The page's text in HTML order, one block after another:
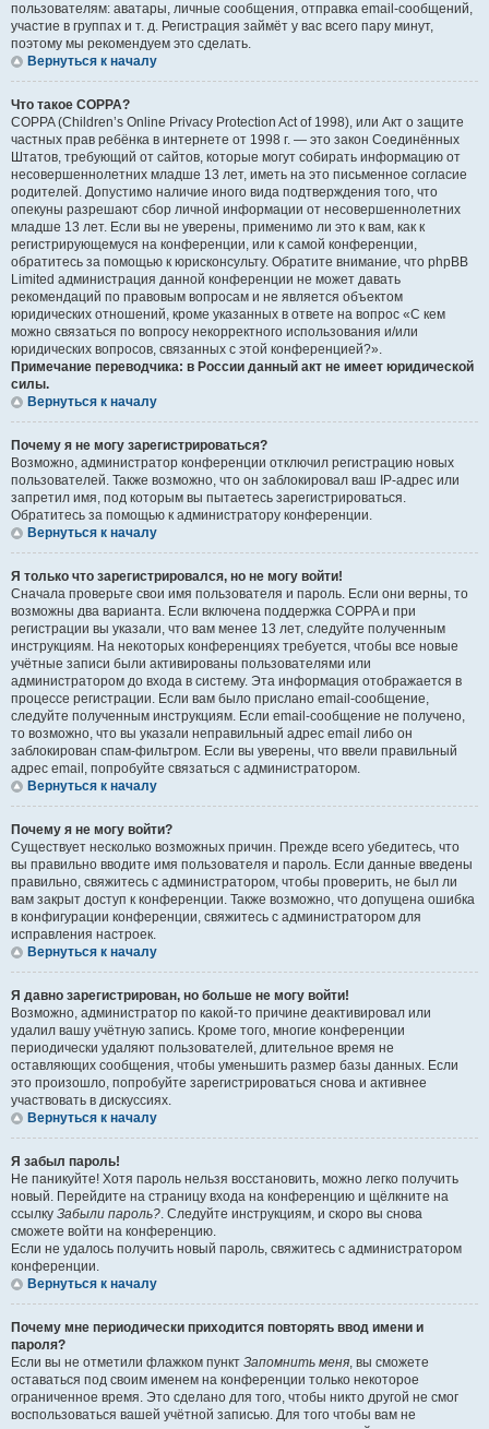
пользователям: аватары, личные сообщения, отправка email-сообщений,
участие в группах и т. д. Регистрация займёт у вас всего пару минут,
поэтому мы рекомендуем это сделать.
Вернуться к началу
Что такое COPPA?
COPPA (Children’s Online Privacy Protection Act of 1998), или Акт о защите
частных прав ребёнка в интернете от 1998 г. — это закон Соединённых
Штатов, требующий от сайтов, которые могут собирать информацию от
несовершеннолетних младше 13 лет, иметь на это письменное согласие
родителей. Допустимо наличие иного вида подтверждения того, что
опекуны разрешают сбор личной информации от несовершеннолетних
младше 13 лет. Если вы не уверены, применимо ли это к вам, как к
регистрирующемуся на конференции, или к самой конференции,
обратитесь за помощью к юрисконсульту. Обратите внимание, что phpBB
Limited администрация данной конференции не может давать
рекомендаций по правовым вопросам и не является объектом
юридических отношений, кроме указанных в ответе на вопрос «С кем
можно связаться по вопросу некорректного использования и/или
юридических вопросов, связанных с этой конференцией?».
Примечание переводчика: в России данный акт не имеет юридической
силы.
Вернуться к началу
Почему я не могу зарегистрироваться?
Возможно, администратор конференции отключил регистрацию новых
пользователей. Также возможно, что он заблокировал ваш IP-адрес или
запретил имя, под которым вы пытаетесь зарегистрироваться.
Обратитесь за помощью к администратору конференции.
Вернуться к началу
Я только что зарегистрировался, но не могу войти!
Сначала проверьте свои имя пользователя и пароль. Если они верны, то
возможны два варианта. Если включена поддержка COPPA и при
регистрации вы указали, что вам менее 13 лет, следуйте полученным
инструкциям. На некоторых конференциях требуется, чтобы все новые
учётные записи были активированы пользователями или
администратором до входа в систему. Эта информация отображается в
процессе регистрации. Если вам было прислано email-сообщение,
следуйте полученным инструкциям. Если email-сообщение не получено,
то возможно, что вы указали неправильный адрес email либо он
заблокирован спам-фильтром. Если вы уверены, что ввели правильный
адрес email, попробуйте связаться с администратором.
Вернуться к началу
Почему я не могу войти?
Существует несколько возможных причин. Прежде всего убедитесь, что
вы правильно вводите имя пользователя и пароль. Если данные введены
правильно, свяжитесь с администратором, чтобы проверить, не был ли
вам закрыт доступ к конференции. Также возможно, что допущена ошибка
в конфигурации конференции, свяжитесь с администратором для
исправления настроек.
Вернуться к началу
Я давно зарегистрирован, но больше не могу войти!
Возможно, администратор по какой-то причине деактивировал или
удалил вашу учётную запись. Кроме того, многие конференции
периодически удаляют пользователей, длительное время не
оставляющих сообщения, чтобы уменьшить размер базы данных. Если
это произошло, попробуйте зарегистрироваться снова и активнее
участвовать в дискуссиях.
Вернуться к началу
Я забыл пароль!
Не паникуйте! Хотя пароль нельзя восстановить, можно легко получить
новый. Перейдите на страницу входа на конференцию и щёлкните на
ссылку Забыли пароль?. Следуйте инструкциям, и скоро вы снова
сможете войти на конференцию.
Если не удалось получить новый пароль, свяжитесь с администратором
конференции.
Вернуться к началу
Почему мне периодически приходится повторять ввод имени и
пароля?
Если вы не отметили флажком пункт Запомнить меня, вы сможете
оставаться под своим именем на конференции только некоторое
ограниченное время. Это сделано для того, чтобы никто другой не смог
воспользоваться вашей учётной записью. Для того чтобы вам не